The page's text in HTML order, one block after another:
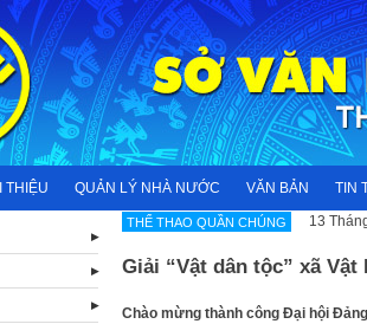
THIỆU QUẢN LÝ NHÀ NƯỚC VĂN BẢN TIN
THỂ THAO QUẦN CHÚNG 13
Giải “Vật dân tộc” xã Vật
Chào mừng thành công Đại hội